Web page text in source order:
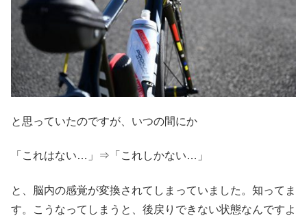
と思っていたのですが、いつの間にか
「これはない…」⇒「これしかない…」
と、脳内の感覚が変換されてしまっていました。知ってま
す。こうなってしまうと、後戻りできない状態なんですよ